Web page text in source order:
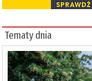
Tematy dnia